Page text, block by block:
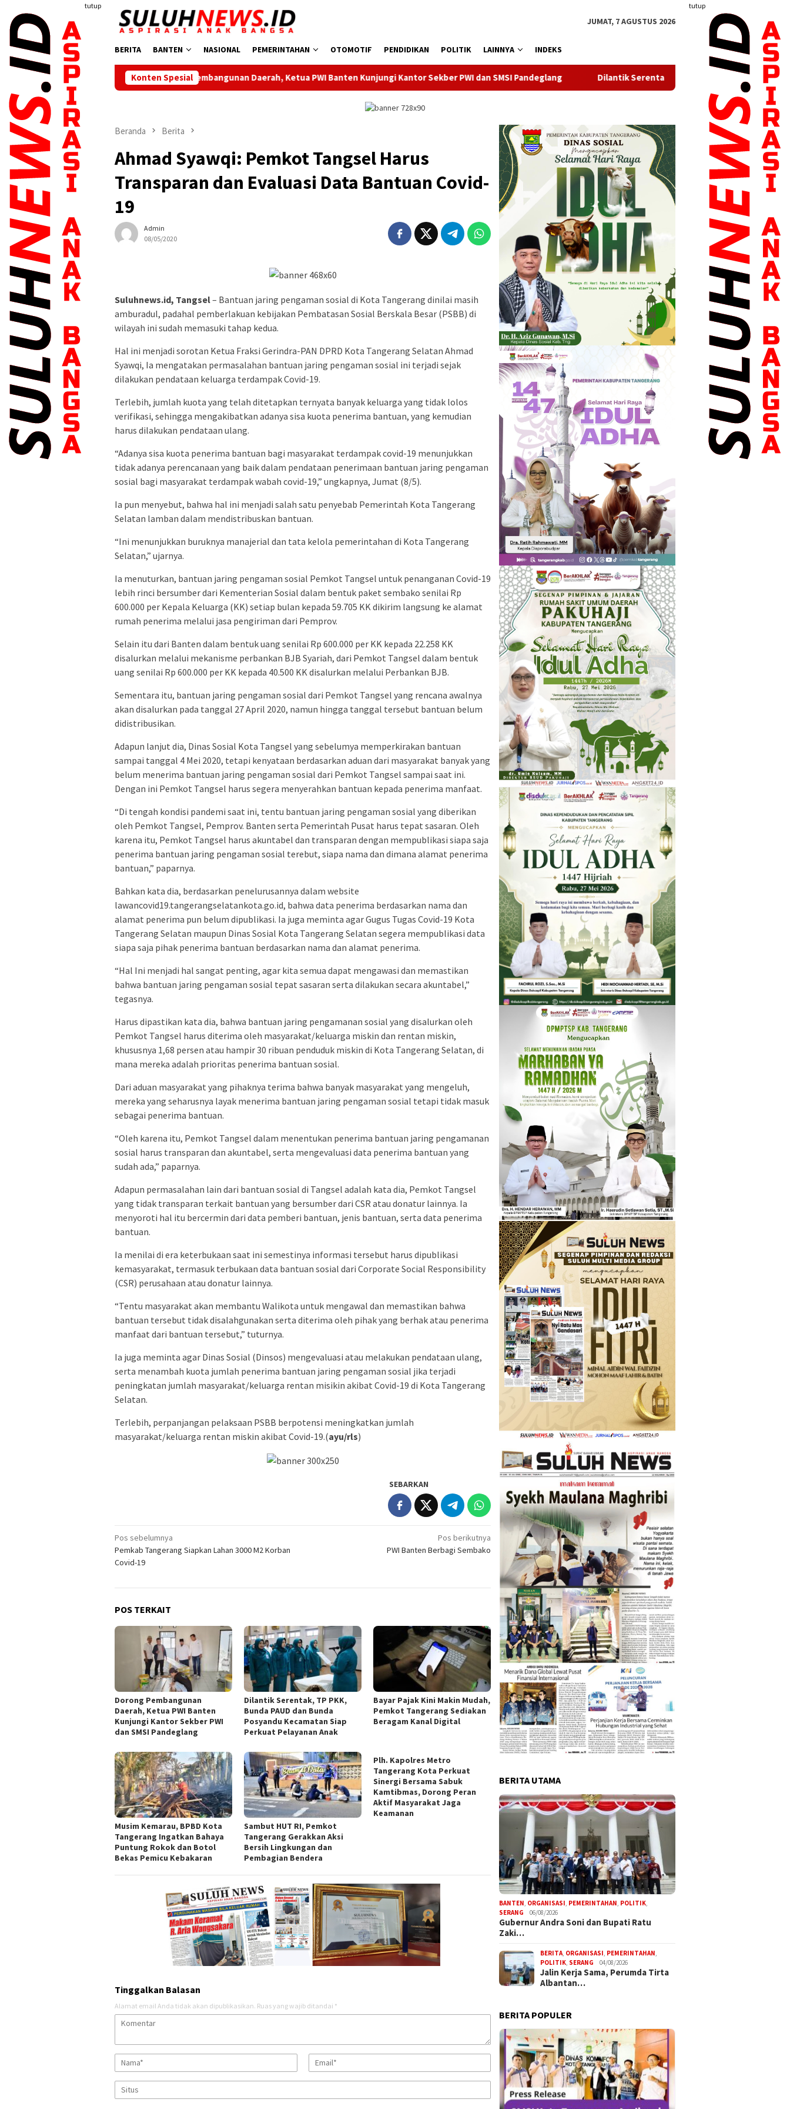
konten
tutup tutup
JUMAT, 7 AGUSTUS 2026
BERITA BANTEN NASIONAL PEMERINTAHAN OTOMOTIF PENDIDIKAN POLITIK LAINNYA INDEKS
Konten Spesial
Dorong Pembangunan Daerah, Ketua PWI Banten Kunjungi Kantor Sekber PWI dan SMSI Pandeglang Dilantik Serentak, TP PKK, Bunda PAUD dan Bunda Posyandu
Beranda Berita
Ahmad Syawqi: Pemkot Tangsel Harus
Transparan dan Evaluasi Data Bantuan Covid-
19
Admin
08/05/2020
Suluhnews.id, Tangsel– Bantuan jaring pengaman sosial di Kota Tangerang dinilai masih
amburadul, padahal pemberlakuan kebijakan Pembatasan Sosial Berskala Besar (PSBB) di
wilayah ini sudah memasuki tahap kedua.
Hal ini menjadi sorotan Ketua Fraksi Gerindra-PAN DPRD Kota Tangerang Selatan Ahmad
Syawqi, Ia mengatakan permasalahan bantuan jaring pengaman sosial ini terjadi sejak
dilakukan pendataan keluarga terdampak Covid-19.
Terlebih, jumlah kuota yang telah ditetapkan ternyata banyak keluarga yang tidak lolos
verifikasi, sehingga mengakibatkan adanya sisa kuota penerima bantuan, yang kemudian
harus dilakukan pendataan ulang.
“Adanya sisa kuota penerima bantuan bagi masyarakat terdampak covid-19 menunjukkan
tidak adanya perencanaan yang baik dalam pendataan penerimaan bantuan jaring pengaman
sosial bagi masyarakat terdampak wabah covid-19,” ungkapnya, Jumat (8/5).
Ia pun menyebut, bahwa hal ini menjadi salah satu penyebab Pemerintah Kota Tangerang
Selatan lamban dalam mendistribuskan bantuan.
“Ini menunjukkan buruknya manajerial dan tata kelola pemerintahan di Kota Tangerang
Selatan,” ujarnya.
Ia menuturkan, bantuan jaring pengaman sosial Pemkot Tangsel untuk penanganan Covid-19
lebih rinci bersumber dari Kementerian Sosial dalam bentuk paket sembako senilai Rp
600.000 per Kepala Keluarga (KK) setiap bulan kepada 59.705 KK dikirim langsung ke alamat
rumah penerima melalui jasa pengiriman dari Pemprov.
Selain itu dari Banten dalam bentuk uang senilai Rp 600.000 per KK kepada 22.258 KK
disalurkan melalui mekanisme perbankan BJB Syariah, dari Pemkot Tangsel dalam bentuk
uang senilai Rp 600.000 per KK kepada 40.500 KK disalurkan melalui Perbankan BJB.
Sementara itu, bantuan jaring pengaman sosial dari Pemkot Tangsel yang rencana awalnya
akan disalurkan pada tanggal 27 April 2020, namun hingga tanggal tersebut bantuan belum
didistribusikan.
Adapun lanjut dia, Dinas Sosial Kota Tangsel yang sebelumya memperkirakan bantuan
sampai tanggal 4 Mei 2020, tetapi kenyataan berdasarkan aduan dari masyarakat banyak yang
belum menerima bantuan jaring pengaman sosial dari Pemkot Tangsel sampai saat ini.
Dengan ini Pemkot Tangsel harus segera menyerahkan bantuan kepada penerima manfaat.
“Di tengah kondisi pandemi saat ini, tentu bantuan jaring pengaman sosial yang diberikan
oleh Pemkot Tangsel, Pemprov. Banten serta Pemerintah Pusat harus tepat sasaran. Oleh
karena itu, Pemkot Tangsel harus akuntabel dan transparan dengan mempublikasi siapa saja
penerima bantuan jaring pengaman sosial terebut, siapa nama dan dimana alamat penerima
bantuan,” paparnya.
Bahkan kata dia, berdasarkan penelurusannya dalam website
lawancovid19.tangerangselatankota.go.id, bahwa data penerima berdasarkan nama dan
alamat penerima pun belum dipublikasi. Ia juga meminta agar Gugus Tugas Covid-19 Kota
Tangerang Selatan maupun Dinas Sosial Kota Tangerang Selatan segera mempublikasi data
siapa saja pihak penerima bantuan berdasarkan nama dan alamat penerima.
“Hal Ini menjadi hal sangat penting, agar kita semua dapat mengawasi dan memastikan
bahwa bantuan jaring pengaman sosial tepat sasaran serta dilakukan secara akuntabel,”
tegasnya.
Harus dipastikan kata dia, bahwa bantuan jaring pengamanan sosial yang disalurkan oleh
Pemkot Tangsel harus diterima oleh masyarakat/keluarga miskin dan rentan miskin,
khususnya 1,68 persen atau hampir 30 ribuan penduduk miskin di Kota Tangerang Selatan, di
mana mereka adalah prioritas penerima bantuan sosial.
Dari aduan masyarakat yang pihaknya terima bahwa banyak masyarakat yang mengeluh,
mereka yang seharusnya layak menerima bantuan jaring pengaman sosial tetapi tidak masuk
sebagai penerima bantuan.
“Oleh karena itu, Pemkot Tangsel dalam menentukan penerima bantuan jaring pengamanan
sosial harus transparan dan akuntabel, serta mengevaluasi data penerima bantuan yang
sudah ada,” paparnya.
Adapun permasalahan lain dari bantuan sosial di Tangsel adalah kata dia, Pemkot Tangsel
yang tidak transparan terkait bantuan yang bersumber dari CSR atau donatur lainnya. Ia
menyoroti hal itu bercermin dari data pemberi bantuan, jenis bantuan, serta data penerima
bantuan.
Ia menilai di era keterbukaan saat ini semestinya informasi tersebut harus dipublikasi
kemasyarakat, termasuk terbukaan data bantuan sosial dari Corporate Social Responsibility
(CSR) perusahaan atau donatur lainnya.
“Tentu masyarakat akan membantu Walikota untuk mengawal dan memastikan bahwa
bantuan tersebut tidak disalahgunakan serta diterima oleh pihak yang berhak atau penerima
manfaat dari bantuan tersebut,” tuturnya.
Ia juga meminta agar Dinas Sosial (Dinsos) mengevaluasi atau melakukan pendataan ulang,
serta menambah kuota jumlah penerima bantuan jaring pengaman sosial jika terjadi
peningkatan jumlah masyarakat/keluarga rentan misikin akibat Covid-19 di Kota Tangerang
Selatan.
Terlebih, perpanjangan pelaksaan PSBB berpotensi meningkatkan jumlah
masyarakat/keluarga rentan miskin akibat Covid-19.(ayu/rls)
SEBARKAN
Navigasi
pos
Pos sebelumnya
Pemkab Tangerang Siapkan Lahan 3000 M2 Korban
Covid-19
Pos berikutnya
PWI Banten Berbagi Sembako
POS TERKAIT
Dorong Pembangunan
Daerah, Ketua PWI Banten
Kunjungi Kantor Sekber PWI
dan SMSI Pandeglang
Dilantik Serentak, TP PKK,
Bunda PAUD dan Bunda
Posyandu Kecamatan Siap
Perkuat Pelayanan Anak
Bayar Pajak Kini Makin Mudah,
Pemkot Tangerang Sediakan
Beragam Kanal Digital
Musim Kemarau, BPBD Kota
Tangerang Ingatkan Bahaya
Puntung Rokok dan Botol
Bekas Pemicu Kebakaran
Sambut HUT RI, Pemkot
Tangerang Gerakkan Aksi
Bersih Lingkungan dan
Pembagian Bendera
Plh. Kapolres Metro
Tangerang Kota Perkuat
Sinergi Bersama Sabuk
Kamtibmas, Dorong Peran
Aktif Masyarakat Jaga
Keamanan
Tinggalkan Balasan
Alamat email Anda tidak akan dipublikasikan. Ruas yang wajib ditandai *
BERITA UTAMA
BANTEN ORGANISASI PEMERINTAHAN POLITIK
SERANG
06/08/2026
Gubernur Andra Soni dan Bupati Ratu
Zaki…
BERITA ORGANISASI PEMERINTAHAN
POLITIK SERANG 04/08/2026
Jalin Kerja Sama, Perumda Tirta
Albantan…
BERITA POPULER